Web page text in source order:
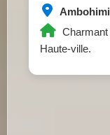
Charmant
Haute-ville.